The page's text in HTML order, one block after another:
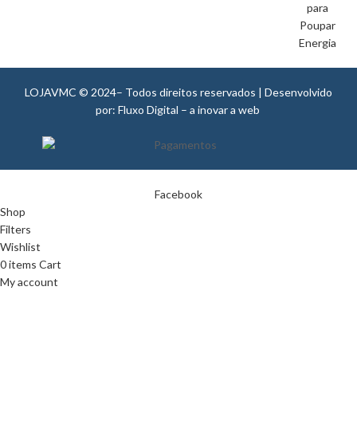
para
Poupar
Energia
LOJAVMC © 2024– Todos direitos reservados | Desenvolvido
por: Fluxo Digital – a inovar a web
Facebook
Shop
Filters
Wishlist
0items Cart
My account